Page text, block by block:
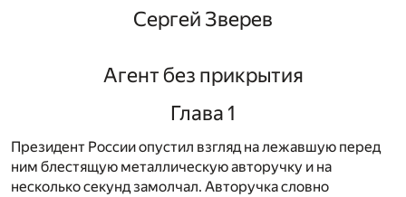
Сергей Зверев
Агент без прикрытия
Глава 1
Президент России опустил взгляд на лежавшую перед
ним блестящую металлическую авторучку и на
несколько секунд замолчал. Авторучка словно